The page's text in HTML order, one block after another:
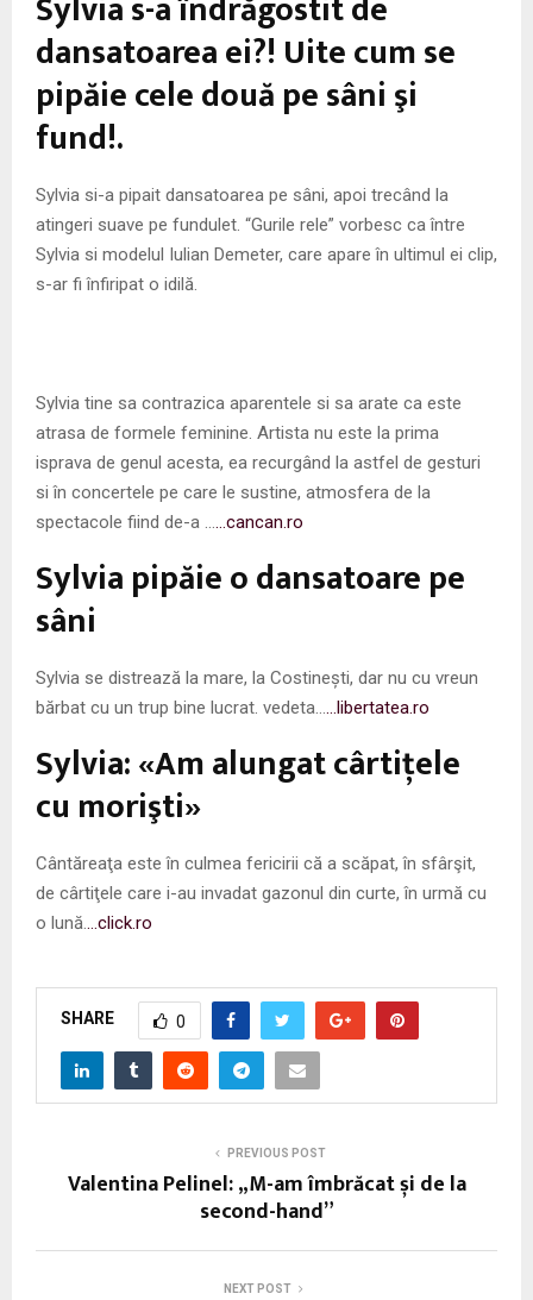
N
U
dansatoarea ei?! Uite cum se
pipăie cele două pe sâni şi
fund!.
Sylvia si-a pipait dansatoarea pe sâni, apoi trecând la
atingeri suave pe fundulet. “Gurile rele” vorbesc ca între
Sylvia si modelul Iulian Demeter, care apare în ultimul ei clip,
s-ar fi înfiripat o idilă.
Sylvia tine sa contrazica aparentele si sa arate ca este
atrasa de formele feminine. Artista nu este la prima
isprava de genul acesta, ea recurgând la astfel de gesturi
si în concertele pe care le sustine, atmosfera de la
spectacole fiind de-a …
…cancan.ro
Sylvia pipăie o dansatoare pe
sâni
Sylvia se distrează la mare, la Costinești, dar nu cu vreun
bărbat cu un trup bine lucrat. vedeta…
…libertatea.ro
Sylvia: «Am alungat cârtiţele
cu morişti»
Cântăreaţa este în culmea fericirii că a scăpat, în sfârşit,
de cârtiţele care i-au invadat gazonul din curte, în urmă cu
o lună.
…click.ro
SHARE 0
PREVIOUS POST
Valentina Pelinel: „M-am îmbrăcat și de la
second-hand”
NEXT POST